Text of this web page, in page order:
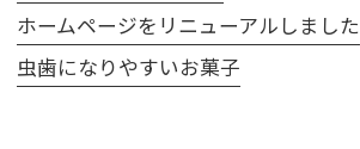
ホームページをリニューアルしました
虫歯になりやすいお菓子